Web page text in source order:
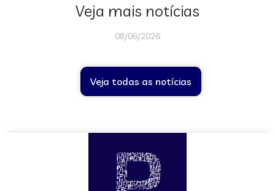
Veja mais notícias
08/06/2026
Veja todas as notícias